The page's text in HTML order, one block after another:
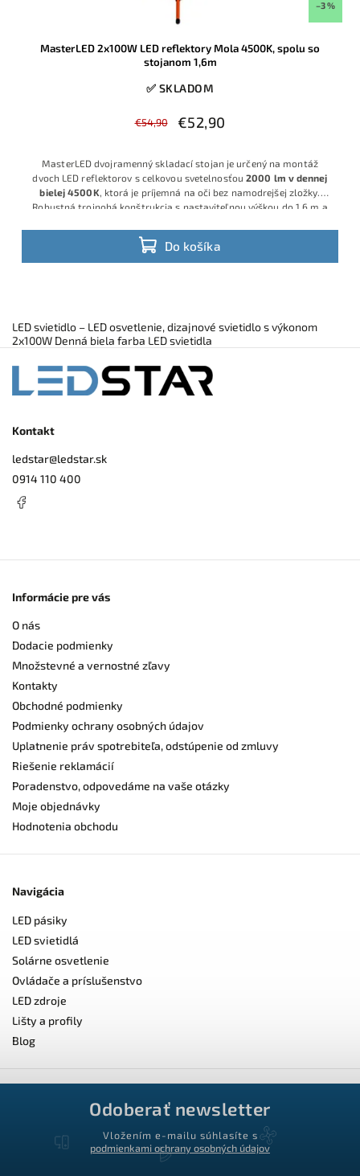
–3 %
MasterLED 2x100W LED reflektory Mola 4500K, spolu so
stojanom 1,6m
✅ SKLADOM
€54,90 €52,90
Do košíka
MasterLED dvojramenný skladací stojan je určený na montáž
dvoch LED reflektorov s celkovou svetelnosťou 2000 lm v dennej
bielej 4500K , ktorá je príjemná na oči bez namodrejšej zložky.
Robustná trojnohá konštrukcia s nastaviteľnou výškou do 1,6 m a
LED svietidlo – LED osvetlenie, dizajnové svietidlo s výkonom
2x100W Denná biela farba LED svietidla
Kontakt
ledstar@ledstar.sk
0914 110 400
Informácie pre vás
O nás
Dodacie podmienky
Množstevné a vernostné zľavy
Kontakty
Obchodné podmienky
Podmienky ochrany osobných údajov
Uplatnenie práv spotrebiteľa, odstúpenie od zmluvy
Riešenie reklamácií
Poradenstvo, odpovedáme na vaše otázky
Moje objednávky
Hodnotenia obchodu
Navigácia
LED pásiky
LED svietidlá
Solárne osvetlenie
Ovládače a príslušenstvo
LED zdroje
Lišty a profily
Blog
Odoberať newsletter
Vložením e-mailu súhlasíte s
podmienkami ochrany osobných údajov